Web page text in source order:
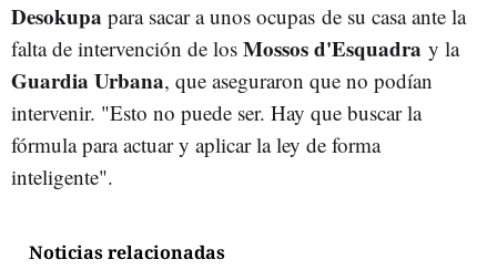
Desokupa para sacar a unos ocupas de su casa ante la
falta de intervención de los Mossos d'Esquadra y la
Guardia Urbana, que aseguraron que no podían
intervenir. "Esto no puede ser. Hay que buscar la
fórmula para actuar y aplicar la ley de forma
inteligente".
Noticias relacionadas